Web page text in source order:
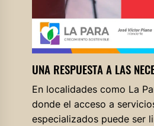
UNA RESPUESTA A LAS
En localidades como La
donde el acceso a
especializados puede ser